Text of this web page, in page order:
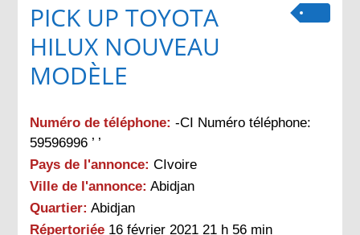
PICK UP TOYOTA
HILUX NOUVEAU
MODÈLE
Numéro de téléphone: -CI Numéro téléphone:
59596996 ’ ’
Pays de l'annonce: CIvoire
Ville de l'annonce: Abidjan
Quartier: Abidjan
Répertoriée 16 février 2021 21 h 56 min